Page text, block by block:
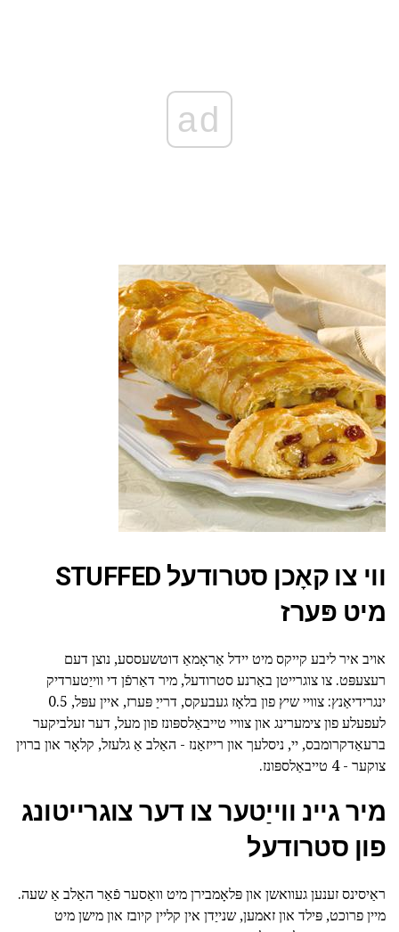
ad
ווי צו קאָכן סטרודעל STUFFED
מיט פּערז
אויב איר ליבע קייקס מיט יידל אַראָמאַ דוטשעססע, נוצן דעם
רעצעפּט. צו צוגרייטן באַרנע סטרודעל, מיר דאַרפֿן די ווייַטערדיק
ינגרידיאַנץ: צוויי שיץ פון בלאָז געבעקס, דרייַ פּערז, איין עפּל, 0.5
לעפעלע פון צימערינג און צוויי טייבאַלספּונז פון מעל, דער זעלביקער
ברעאַדקרומבס, יי, ניסלעך און רייזאַנז - האַלב אַ גלעזל, קלאָר און ברוין
צוקער - 4 טייבאַלספּונז.
מיר גיינ ווייַטער צו דער צוגרייטונג
פון סטרודעל
ראַיסינס זענען געוואשן און פּלאָמבירן מיט וואַסער פֿאַר האַלב אַ שעה.
מיין פרוכט, פּילד און זאמען, שנייַדן אין קליין קיובז און מישן מיט